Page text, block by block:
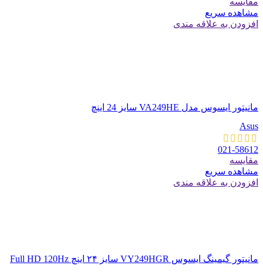
مشاهده سریع
افزودن به علاقه مندی
مانیتور ایسوس مدل VA249HE سایز 24 اینچ
Asus
021-58612
مقایسه
مشاهده سریع
افزودن به علاقه مندی
مانیتور گیمینگ ایسوس VY249HGR سایز ۲۴ اینچ Full HD 120Hz